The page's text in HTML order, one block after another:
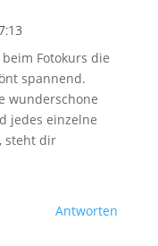
Fotokurs die
spannend.
wunderschone
jedes einzelne
steht dir
Antworten